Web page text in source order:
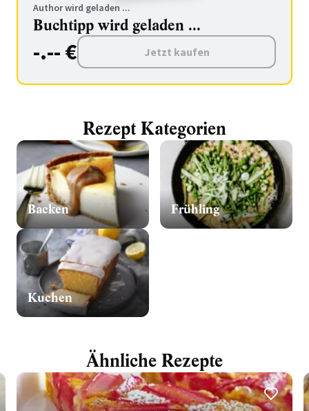
Author wird geladen ...
Buchtipp wird geladen ...
-.-- € Jetzt kaufen
Rezept Kategorien
Backen
Kuchen
Frühling
Ähnliche Rezepte